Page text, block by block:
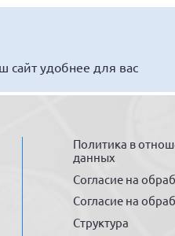
сайт удобнее для вас
Политика в
данных
Согласие на
Согласие на
Структура